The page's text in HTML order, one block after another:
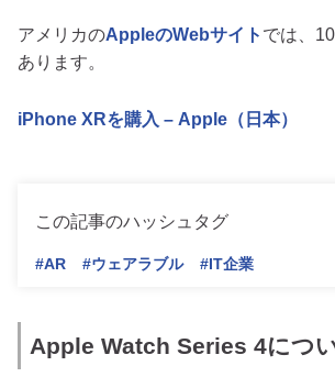
アメリカのAppleのWebサイト では、
あります。
iPhone XRを購入 – Apple（日本）
この記事のハッシュタグ
#AR #ウェアラブル #IT企業
Apple Watch Series 4につ